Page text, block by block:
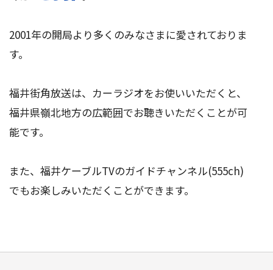
2001年の開局より多くのみなさまに愛されておりま
す。
福井街角放送は、カーラジオをお使いいただくと、
福井県嶺北地方の広範囲でお聴きいただくことが可
能です。
また、福井ケーブルTVのガイドチャンネル(555ch)
でもお楽しみいただくことができます。